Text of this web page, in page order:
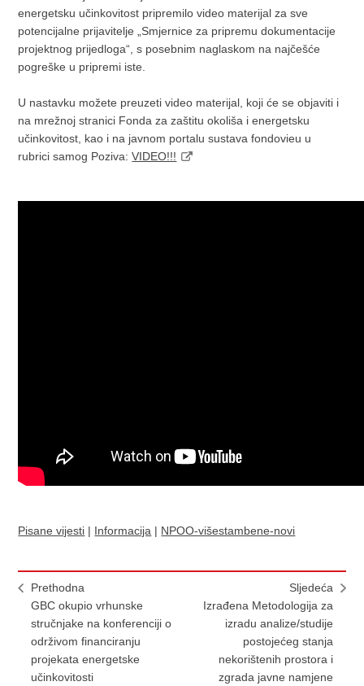
energetsku učinkovitost pripremilo video materijal za sve
potencijalne prijavitelje „Smjernice za pripremu dokumentacije
projektnog prijedloga“, s posebnim naglaskom na najčešće
pogreške u pripremi iste.
U nastavku možete preuzeti video materijal, koji će se objaviti i
na mrežnoj stranici Fonda za zaštitu okoliša i energetsku
učinkovitost, kao i na javnom portalu sustava fondovieu u
rubrici samog Poziva:VIDEO!!!
Pisane vijesti | Informacija | NPOO-višestambene-novi
Prethodna
GBC okupio vrhunske
stručnjake na konferenciji o
održivom financiranju
projekata energetske
učinkovitosti
Sljedeća
Izrađena Metodologija za
izradu analize/studije
postojećeg stanja
nekorištenih prostora i
zgrada javne namjene